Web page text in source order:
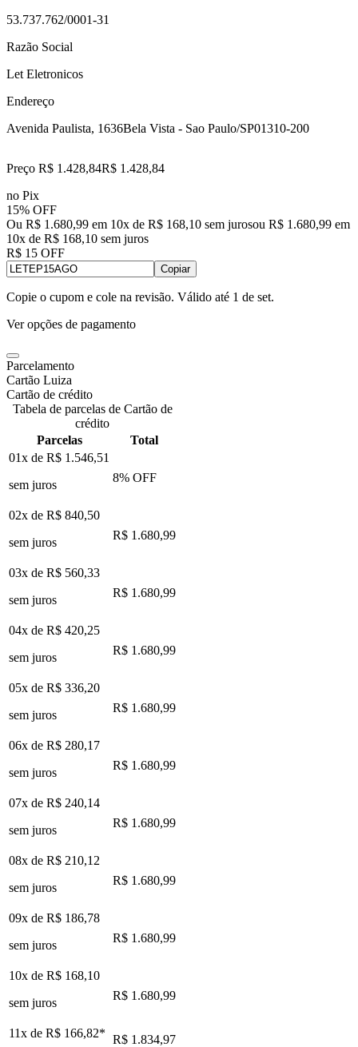
53.737.762/0001-31
Razão Social
Let Eletronicos
Endereço
Avenida Paulista, 1636Bela Vista - Sao Paulo/SP01310-200
Preço R$ 1.428,84R$ 1.428,84
no Pix
15% OFF
Ou R$ 1.680,99 em 10x de R$ 168,10 sem jurosou R$ 1.680,99 em
10x de R$ 168,10 sem juros
R$ 15 OFF
Copiar
Copie o cupom e cole na revisão. Válido até 1 de set.
Ver opções de pagamento
Parcelamento
Cartão Luiza
Cartão de crédito
Tabela de parcelas de Cartão de
crédito
Parcelas
Total
01x de R$ 1.546,51
sem juros
8% OFF
02x de R$ 840,50
sem juros
R$ 1.680,99
03x de R$ 560,33
sem juros
R$ 1.680,99
04x de R$ 420,25
sem juros
R$ 1.680,99
05x de R$ 336,20
sem juros
R$ 1.680,99
06x de R$ 280,17
sem juros
R$ 1.680,99
07x de R$ 240,14
sem juros
R$ 1.680,99
08x de R$ 210,12
sem juros
R$ 1.680,99
09x de R$ 186,78
sem juros
R$ 1.680,99
10x de R$ 168,10
sem juros
R$ 1.680,99
11x de R$ 166,82* R$ 1.834,97